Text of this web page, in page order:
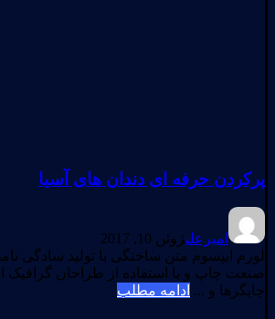
پرکردن حرفه ای دندان های آسیا
امیرعلیژوئن 10, 2017
لورم ایپسوم متن ساختگی با تولید سادگی
صنعت چاپ و با استفاده از طراحان
چاپگرها و ... ادامه مطلب